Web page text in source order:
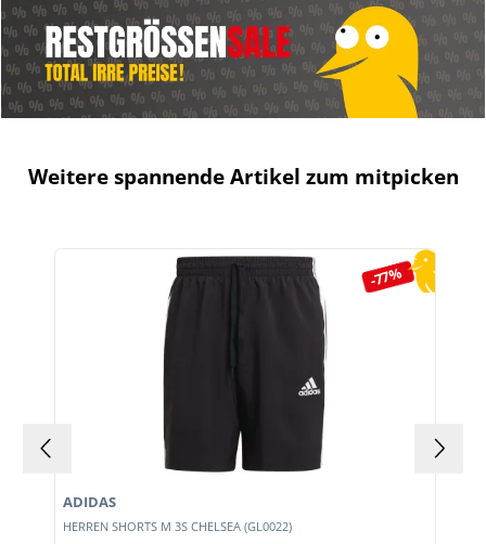
Weitere spannende Artikel zum mitpicken
Produktgalerie überspringen
-77%
HERREN SHORTS M 3S CHELSEA (GL0022)
ADIDAS